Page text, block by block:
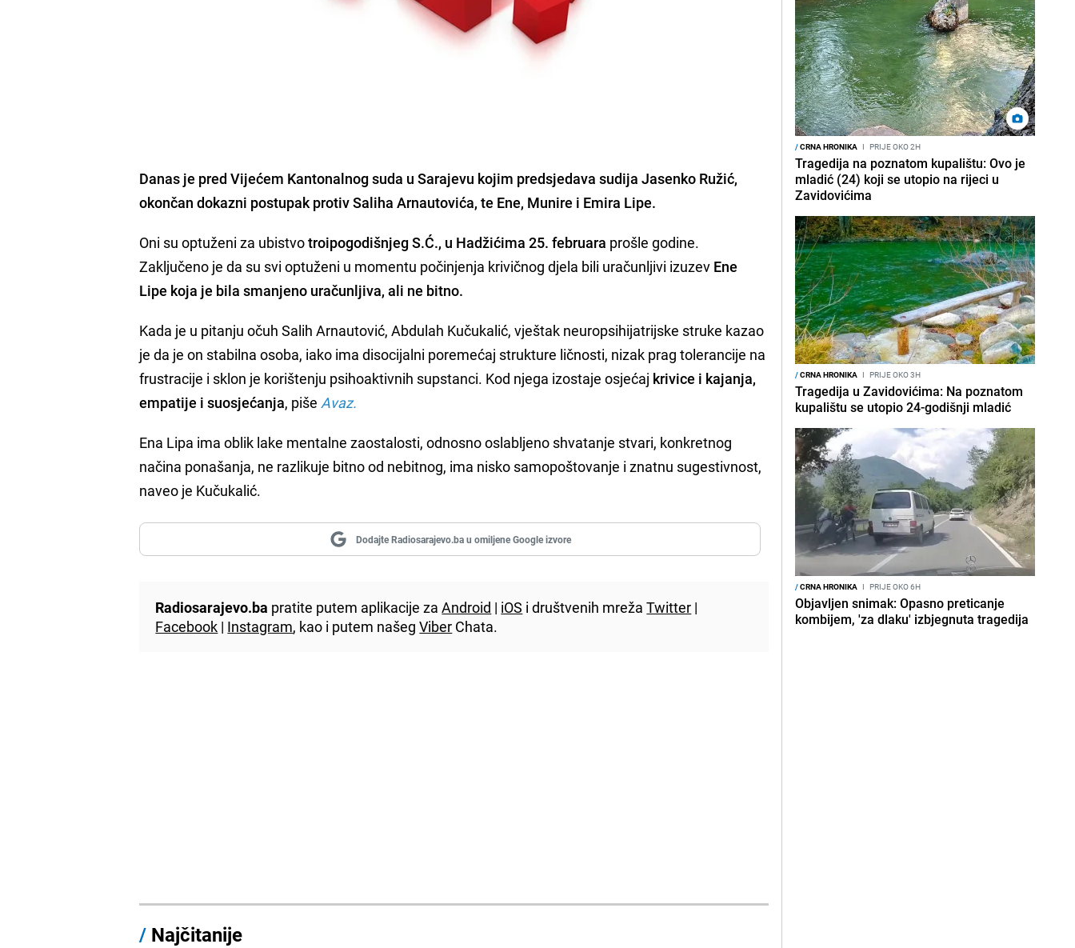
Danas je pred Vijećem Kantonalnog suda u Sarajevu kojim predsjedava sudija Jasenko Ružić,
okončan dokazni postupak protivSaliha Arnautovića, te Ene, Munire i Emira Lipe.
Oni su optuženi za ubistvotroipogodišnjeg S.Ć., u Hadžićima 25. februara prošle godine.
Zaključeno je da su svi optuženi u momentu počinjenja krivičnog djela bili uračunljivi izuzev Ene
Lipe koja je bila smanjeno uračunljiva, ali ne bitno.
Kada je u pitanju očuh Salih Arnautović, Abdulah Kučukalić, vještak neuropsihijatrijske struke kazao
je da je on stabilna osoba, iako ima disocijalni poremećaj strukture ličnosti, nizak prag tolerancije na
frustracije i sklon je korištenju psihoaktivnih supstanci. Kod njega izostaje osjećaj krivice i kajanja,
empatije i suosjećanja, piše Avaz.
Ena Lipa ima oblik lake mentalne zaostalosti, odnosno oslabljeno shvatanje stvari, konkretnog
načina ponašanja, ne razlikuje bitno od nebitnog, ima nisko samopoštovanje i znatnu sugestivnost,
naveo je Kučukalić.
Dodajte Radiosarajevo.ba u omiljene Google izvore
Radiosarajevo.ba pratite putem aplikacije zaAndroid | iOS i društvenih mrežaTwitter |
Facebook | Instagram, kao i putem našegViber Chata.
/ Najčitanije
/CRNA HRONIKA I PRIJE OKO 2H
Tragedija na poznatom kupalištu: Ovo je
mladić (24) koji se utopio na rijeci u
Zavidovićima
/CRNA HRONIKA I PRIJE OKO 3H
Tragedija u Zavidovićima: Na poznatom
kupalištu se utopio 24-godišnji mladić
/CRNA HRONIKA I PRIJE OKO 6H
Objavljen snimak: Opasno preticanje
kombijem, 'za dlaku' izbjegnuta tragedija